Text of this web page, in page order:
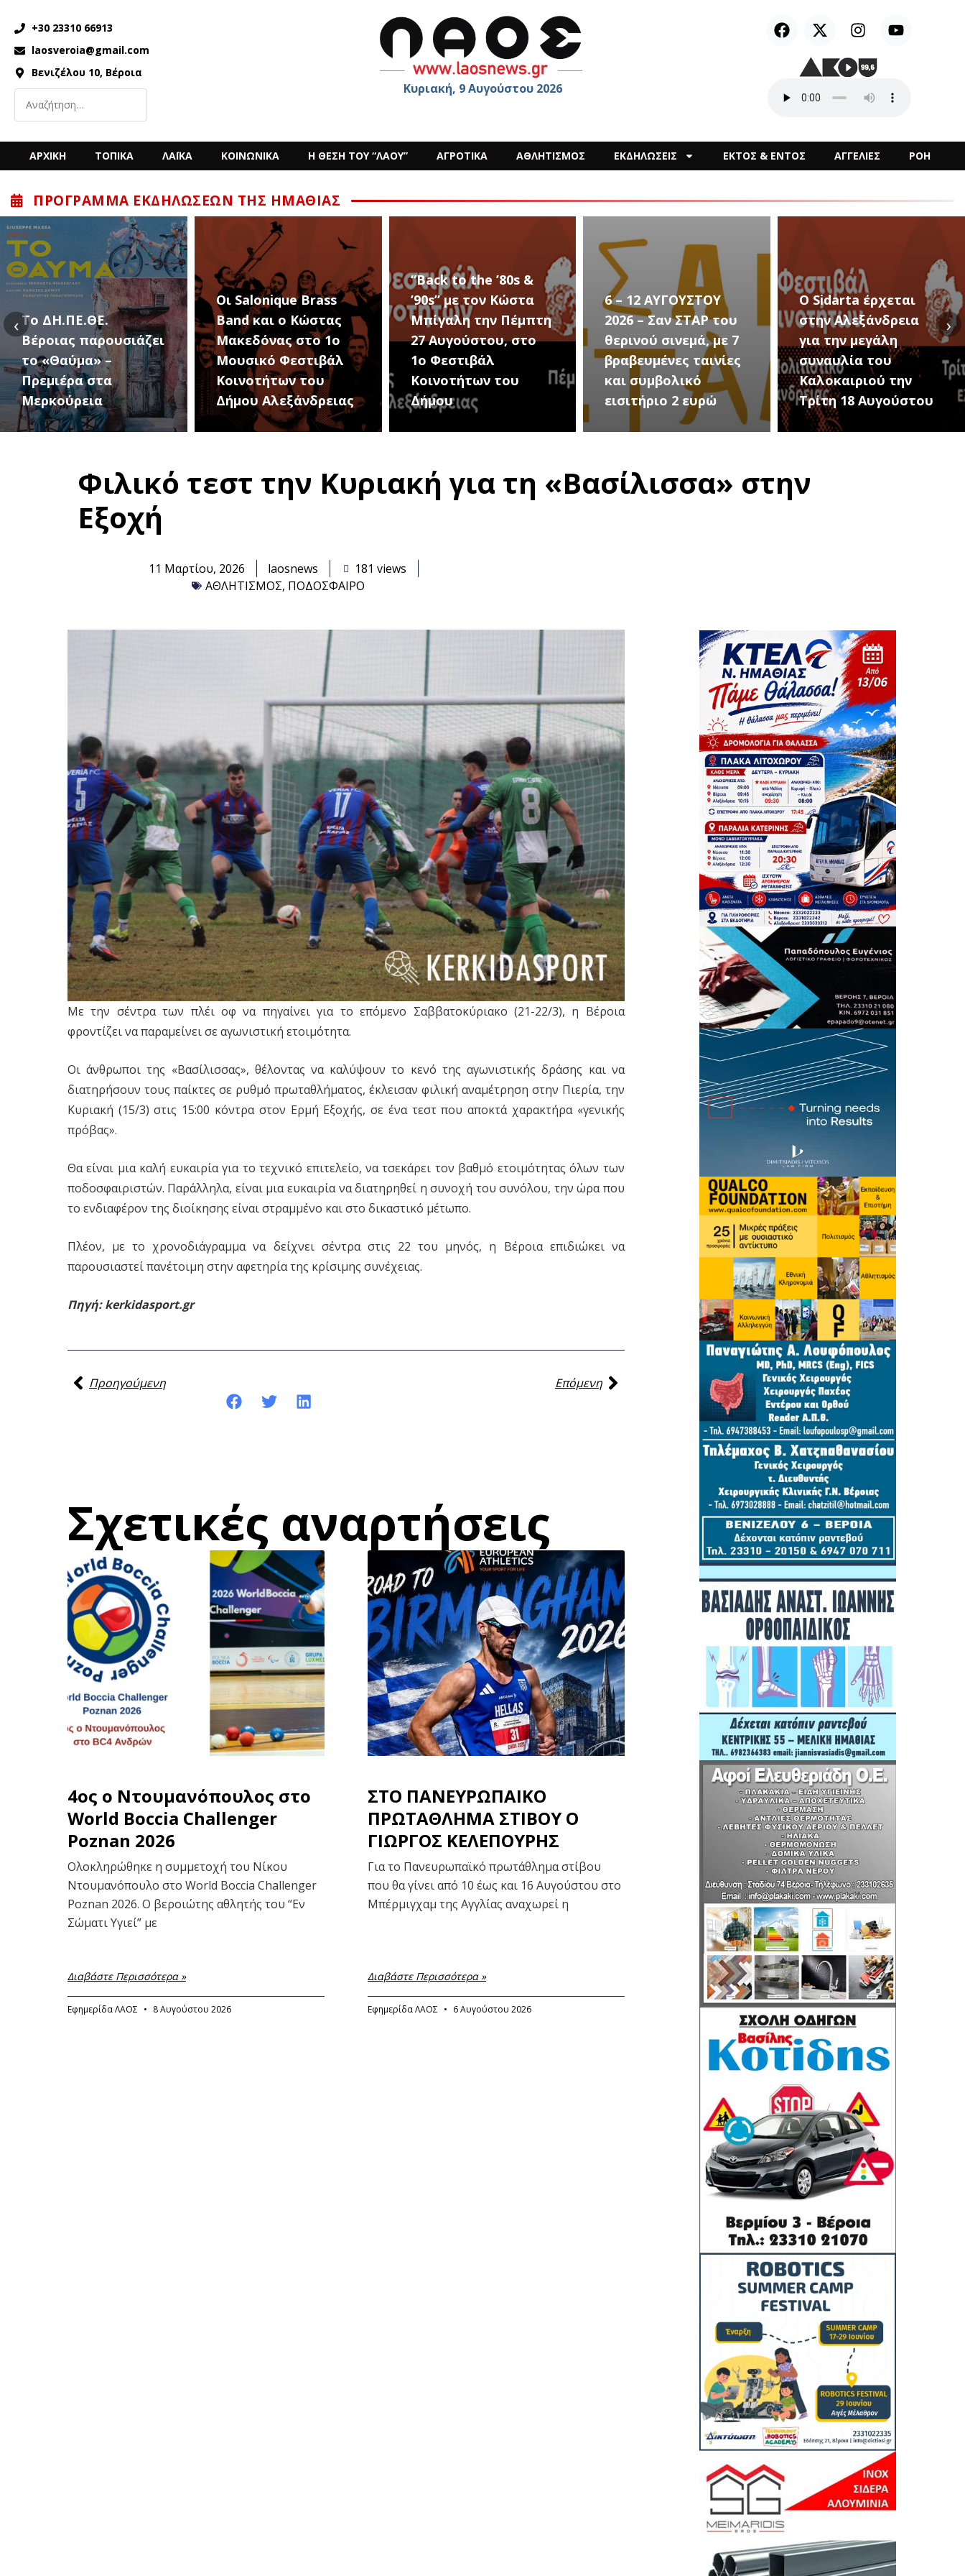
+30 23310 66913
laosveroia@gmail.com
Βενιζέλου 10, Βέροια
Κυριακή, 9 Αυγούστου 2026
ΑΡΧΙΚΗ ΤΟΠΙΚΑ ΛΑΪΚΑ ΚΟΙΝΩΝΙΚΑ Η ΘΕΣΗ ΤΟΥ “ΛΑΟΥ” ΑΓΡΟΤΙΚΑ ΑΘΛΗΤΙΣΜΟΣ ΕΚΔΗΛΩΣΕΙΣ ΕΚΤΟΣ & ΕΝΤΟΣ ΑΓΓΕΛΙΕΣ ΡΟΗ
ΠΡΌΓΡΑΜΜΑ ΕΚΔΗΛΏΣΕΩΝ ΤΗΣ ΗΜΑΘΊΑΣ
Οι Salonique Brass
Band και ο Κώστας
Μακεδόνας στο 1ο
Μουσικό Φεστιβάλ
Κοινοτήτων του
Δήμου Αλεξάνδρειας
“Back to the ’80s &
’90s” με τον Κώστα
Μπίγαλη την Πέμπτη
27 Αυγούστου, στο
1ο Φεστιβάλ
Κοινοτήτων του
Δήμου
6 – 12 ΑΥΓΟΥΣΤΟΥ
2026 – Σαν ΣΤΑΡ του
θερινού σινεμά, με 7
βραβευμένες ταινίες
και συμβολικό
εισιτήριο 2 ευρώ
Ο Sidarta έρχεται
στην Αλεξάνδρεια
για την μεγάλη
συναυλία του
Καλοκαιριού την
Τρίτη 18 Αυγούστου
Καλλιτεχνικές
Εκδηλώσεις Νέου
Προδρόμου Ημαθίας
(Μεταμόρφωση του
Σωτήρος)
‹ ›
Φιλικό τεστ την Κυριακή για τη «Βασίλισσα» στην
Εξοχή
11 Μαρτίου, 2026 laosnews
181 views
ΑΘΛΗΤΙΣΜΟΣ, ΠΟΔΟΣΦΑΙΡΟ
Με την σέντρα των πλέι οφ να πηγαίνει για το επόμενο Σαββατοκύριακο (21-22/3), η Βέροια
φροντίζει να παραμείνει σε αγωνιστική ετοιμότητα.
Οι άνθρωποι της «Βασίλισσας», θέλοντας να καλύψουν το κενό της αγωνιστικής δράσης και να
διατηρήσουν τους παίκτες σε ρυθμό πρωταθλήματος, έκλεισαν φιλική αναμέτρηση στην Πιερία, την
Κυριακή (15/3) στις 15:00 κόντρα στον Ερμή Εξοχής, σε ένα τεστ που αποκτά χαρακτήρα «γενικής
πρόβας».
Θα είναι μια καλή ευκαιρία για το τεχνικό επιτελείο, να τσεκάρει τον βαθμό ετοιμότητας όλων των
ποδοσφαιριστών. Παράλληλα, είναι μια ευκαιρία να διατηρηθεί η συνοχή του συνόλου, την ώρα που
το ενδιαφέρον της διοίκησης είναι στραμμένο και στο δικαστικό μέτωπο.
Πλέον, με το χρονοδιάγραμμα να δείχνει σέντρα στις 22 του μηνός, η Βέροια επιδιώκει να
παρουσιαστεί πανέτοιμη στην αφετηρία της κρίσιμης συνέχειας.
Πηγή: kerkidasport.gr
Προηγούμενη
Επόμενη
Σχετικές αναρτήσεις
4ος ο Ντουμανόπουλος στο
World Boccia Challenger
Poznan 2026
Ολοκληρώθηκε η συμμετοχή του Νίκου
Ντουμανόπουλο στο World Boccia Challenger
Poznan 2026. Ο βεροιώτης αθλητής του “Εν
Σώματι Υγιεί” με
Διαβάστε Περισσότερα »
Εφημερίδα ΛΑΟΣ 8 Αυγούστου 2026
ΣΤΟ ΠΑΝΕΥΡΩΠΑΙΚΟ
ΠΡΩΤΑΘΛΗΜΑ ΣΤΙΒΟΥ Ο
ΓΙΩΡΓΟΣ ΚΕΛΕΠΟΥΡΗΣ
Για το Πανευρωπαϊκό πρωτάθλημα στίβου
που θα γίνει από 10 έως και 16 Αυγούστου στο
Μπέρμιγχαμ της Αγγλίας αναχωρεί η
Διαβάστε Περισσότερα »
Εφημερίδα ΛΑΟΣ 6 Αυγούστου 2026